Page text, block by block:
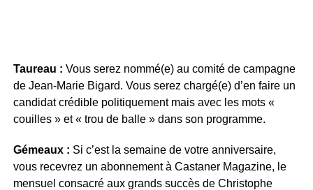
Taureau : Vous serez nommé(e) au comité de campagne
de Jean-Marie Bigard. Vous serez chargé(e) d’en faire un
candidat crédible politiquement mais avec les mots «
couilles » et « trou de balle » dans son programme.
Gémeaux : Si c’est la semaine de votre anniversaire,
vous recevrez un abonnement à Castaner Magazine, le
mensuel consacré aux grands succès de Christophe